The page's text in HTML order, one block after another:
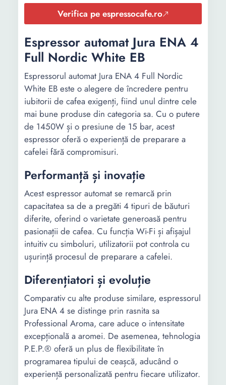
Verifica pe espressocafe.ro
Espressor automat Jura ENA 4
Full Nordic White EB
Espressorul automat Jura ENA 4 Full Nordic
White EB este o alegere de încredere pentru
iubitorii de cafea exigenți, fiind unul dintre cele
mai bune produse din categoria sa. Cu o putere
de 1450W și o presiune de 15 bar, acest
espressor oferă o experiență de preparare a
cafelei fără compromisuri.
Performanță și inovație
Acest espressor automat se remarcă prin
capacitatea sa de a pregăti 4 tipuri de băuturi
diferite, oferind o varietate generoasă pentru
pasionații de cafea. Cu funcția Wi-Fi și afișajul
intuitiv cu simboluri, utilizatorii pot controla cu
ușurință procesul de preparare a cafelei.
Diferențiatori și evoluție
Comparativ cu alte produse similare, espressorul
Jura ENA 4 se distinge prin rasnita sa
Professional Aroma, care aduce o intensitate
excepțională a aromei. De asemenea, tehnologia
P.E.P.® oferă un plus de flexibilitate în
programarea tipului de ceașcă, aducând o
experiență personalizată pentru fiecare utilizator.